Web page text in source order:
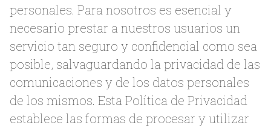
personales. Para nosotros es esencial y
necesario prestar a nuestros usuarios un
servicio tan seguro y confidencial como sea
posible, salvaguardando la privacidad de las
comunicaciones y de los datos personales
de los mismos. Esta Política de Privacidad
establece las formas de procesar y utilizar